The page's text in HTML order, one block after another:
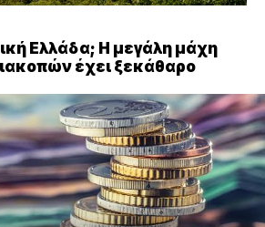
Ελλάδα; Η μεγάλη μάχη
έχει ξεκάθαρο